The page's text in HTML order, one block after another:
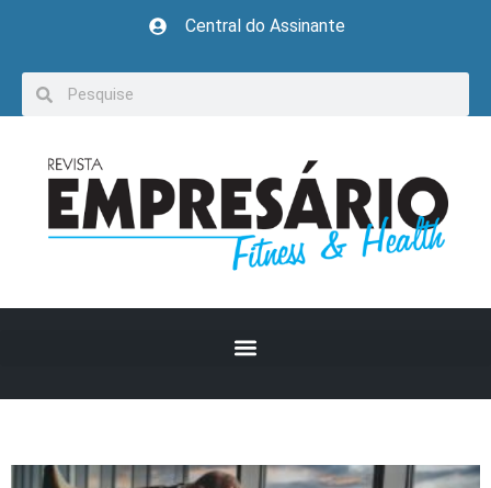
Central do Assinante